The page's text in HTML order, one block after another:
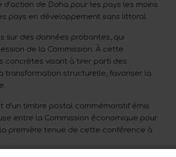
de Doha pour les pays les moins
pays en développement sans littoral.
sur des données probantes, qui
de la Commission. À cette
concrètes visant à tirer parti des
transformation structurelle, favoriser la
d’un timbre postal commémoratif émis
entre la Commission économique pour
première tenue de cette conférence à